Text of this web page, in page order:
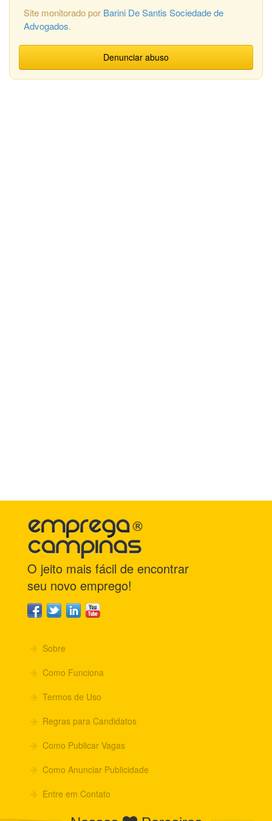
Site monitorado por Barini De Santis Sociedade de
Advogados.
Denunciar abuso
O jeito mais fácil de encontrar
seu novo emprego!
Sobre
Como Funciona
Termos de Uso
Regras para Candidatos
Como Publicar Vagas
Como Anunciar Publicidade
Entre em Contato